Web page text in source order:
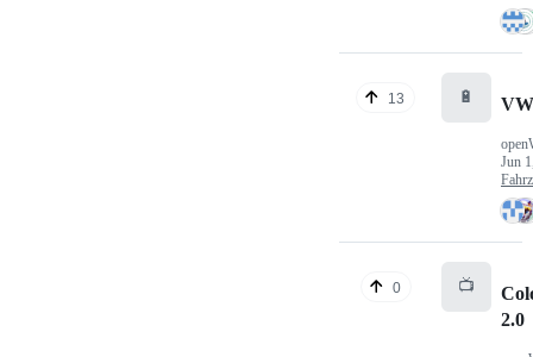
13 🔋
Jun
0 📺
2.0